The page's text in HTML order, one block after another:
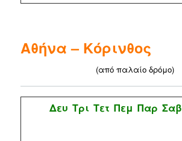
Αθήνα – Κόρινθος
(από παλαίο δρόμο)
Δευ Τρι Τετ Πεμ Παρ Σαβ